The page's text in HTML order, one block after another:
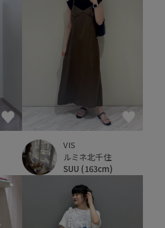
VIS
ルミネ北千住
SUU (163cm)